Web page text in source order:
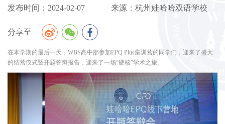
发布时间：2024-02-07 来源：杭州娃哈哈双语学校
分享至
在本学期的最后一天，WBS高中部参加EPQ Plus集训营的同学们，迎来了盛大
的结营仪式暨开题答辩报告，迎来了一场“硬核”学术之旅。